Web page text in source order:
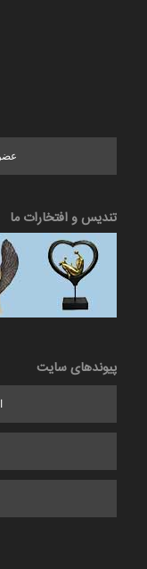
تندیس و افتخارات ما
پیوندهای سایت